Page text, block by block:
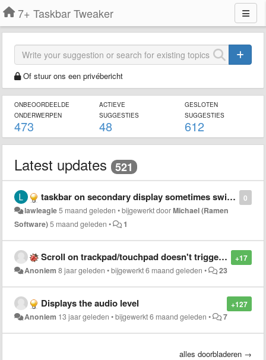
7+ Taskbar Tweaker
Of stuur ons een privébericht
ONBEOORDEELDE
ONDERWERPEN
473
ACTIEVE
SUGGESTIES
48
GESLOTEN
SUGGESTIES
612
Latest updates 521
0
taskbar on secondary display sometimes switches to primary display
lawleagle5 maand geleden •bijgewerkt doorMichael (Ramen
Software)5 maand geleden • 1
+17
Scroll on trackpad/touchpad doesn't trigger mouse wheel options
Anoniem 8 jaar geleden •bijgewerkt6 maand geleden • 23
+127
Displays the audio level
Anoniem 13 jaar geleden •bijgewerkt6 maand geleden • 7
alles doorbladeren →